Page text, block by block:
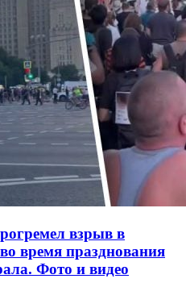
взрыв в
время празднования
Фото и видео